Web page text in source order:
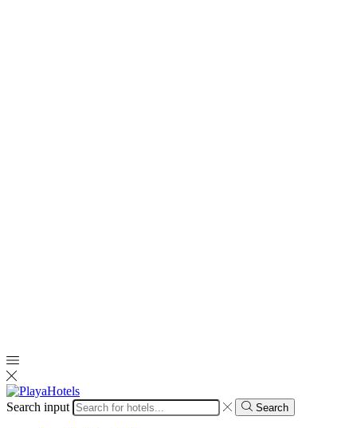
Search input Search